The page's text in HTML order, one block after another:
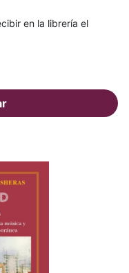
en la librería el